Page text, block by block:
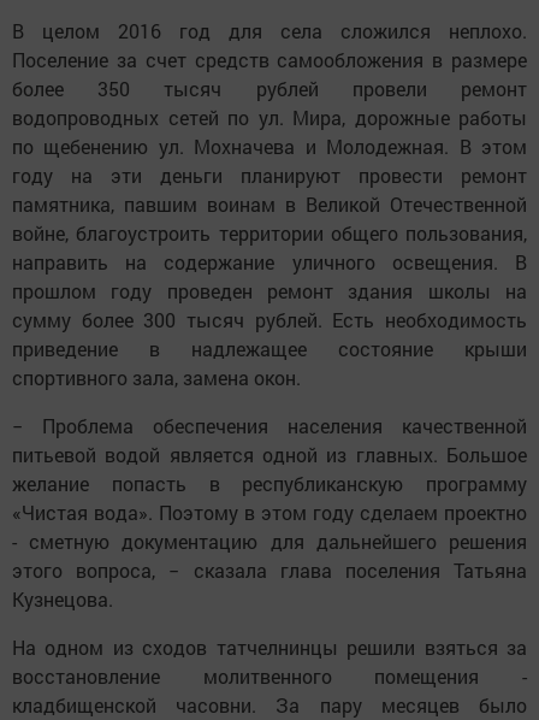
В целом 2016 год для села сложился неплохо.
Поселение за счет средств самообложения в размере
более 350 тысяч рублей провели ремонт
водопроводных сетей по ул. Мира, дорожные работы
по щебенению ул. Мохначева и Молодежная. В этом
году на эти деньги планируют провести ремонт
памятника, павшим воинам в Великой Отечественной
войне, благоустроить территории общего пользования,
направить на содержание уличного освещения. В
прошлом году проведен ремонт здания школы на
сумму более 300 тысяч рублей. Есть необходимость
приведение в надлежащее состояние крыши
спортивного зала, замена окон.
− Проблема обеспечения населения качественной
питьевой водой является одной из главных. Большое
желание попасть в республиканскую программу
«Чистая вода». Поэтому в этом году сделаем проектно
- сметную документацию для дальнейшего решения
этого вопроса, − сказала глава поселения Татьяна
Кузнецова.
На одном из сходов татчелнинцы решили взяться за
восстановление молитвенного помещения -
кладбищенской часовни. За пару месяцев было